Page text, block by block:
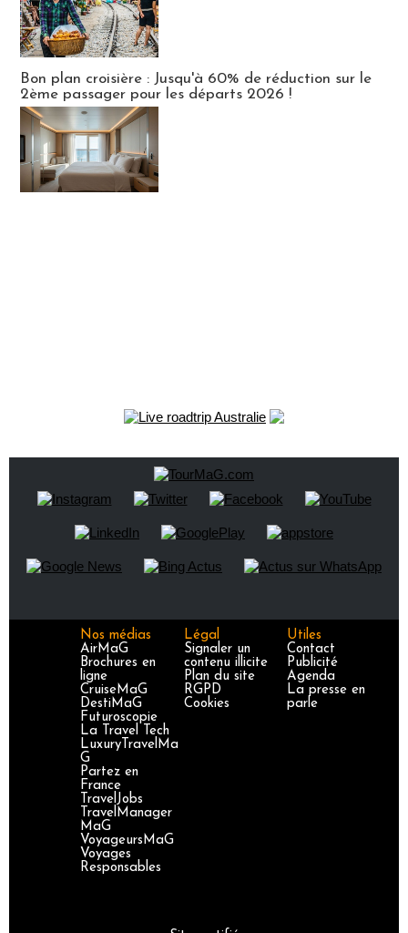
Bon plan croisière : Jusqu'à 60% de réduction sur le
2ème passager pour les départs 2026 !
Nos médias
AirMaG
Brochures en
ligne
CruiseMaG
DestiMaG
Futuroscopie
La Travel Tech
LuxuryTravelMa
G
Partez en
France
TravelJobs
TravelManager
MaG
VoyageursMaG
Voyages
Responsables
Légal
Signaler un
contenu illicite
Plan du site
RGPD
Cookies
Utiles
Contact
Publicité
Agenda
La presse en
parle